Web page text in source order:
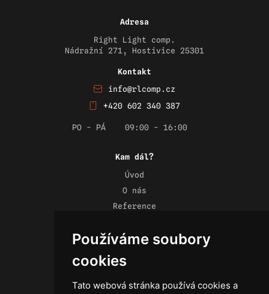
Používáme soubory
cookies
Tato webová stránka používá cookies a
Adresa
Right Light comp.
Nádražní 271, Hostivice 25301
Kontakt
info@rlcomp.cz
+420 602 340 387
PO - PÁ 09:00 - 16:00
Kam dál?
Úvod
O nás
Reference
Kontakt
Obchodní podmínky
Zásady ochrany osobních údajů